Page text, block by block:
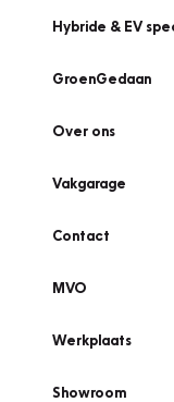
Hybride & EV
GroenGedaan
Over ons
Vakgarage
Contact
MVO
Werkplaats
Showroom